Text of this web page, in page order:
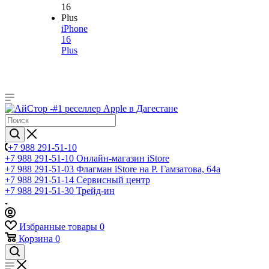
iPhone
16
Plus
+7 988 291-51-10
+7 988 291-51-10 Онлайн-магазин iStore
+7 988 291-51-03 Флагман iStore на Р. Гамзатова, 64а
+7 988 291-51-14 Сервисный центр
+7 988 291-51-30 Трейд-ин
Избранные товары 0
Корзина 0